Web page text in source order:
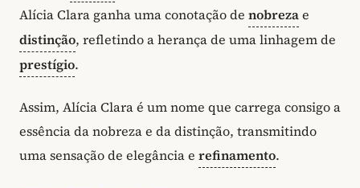
Alícia Clara ganha uma conotação de nobrezae
distinção, refletindo a herança de uma linhagem de
prestígio.
Assim, Alícia Clara é um nome que carrega consigo a
essência da nobreza e da distinção, transmitindo
uma sensação de elegância e refinamento.